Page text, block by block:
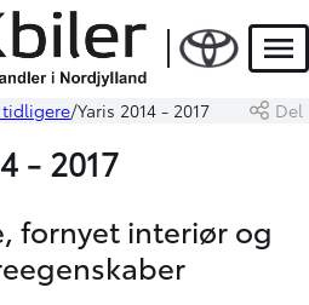
Yaris 2014 - 2017 Del
- 2017
fornyet interiør og